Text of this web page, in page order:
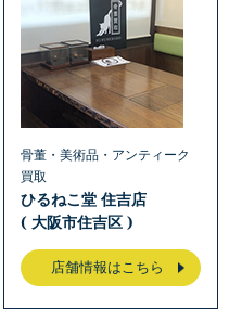
骨董・美術品・アンティーク
買取
ひるねこ堂 住吉店
( 大阪市住吉区 )
店舗情報はこちら